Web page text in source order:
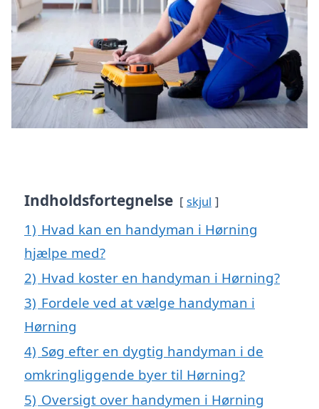
Indholdsfortegnelse skjul
1) Hvad kan en handyman i Hørning
hjælpe med?
2) Hvad koster en handyman i Hørning?
3) Fordele ved at vælge handyman i
Hørning
4) Søg efter en dygtig handyman i de
omkringliggende byer til Hørning?
5) Oversigt over handymen i Hørning